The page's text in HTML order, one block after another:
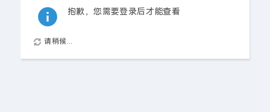
抱歉，您需要登录后才能查看
请稍候...